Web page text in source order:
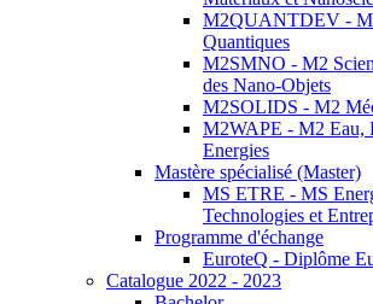
M2QUANTDEV -
Quantiques
M2SMNO - M2
des Nano-Objets
M2SOLIDS - M2
M2WAPE - M2 Eau,
Energies
Mastère spécialisé (Master)
MS ETRE - MS
Technologies et
Programme d'échange
EuroteQ - Diplôme
Catalogue 2022 - 2023